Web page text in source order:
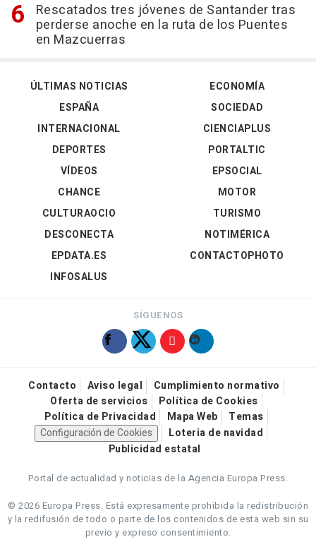
Rescatados tres jóvenes de Santander tras
perderse anoche en la ruta de los Puentes
en Mazcuerras
ÚLTIMAS NOTICIAS
ESPAÑA
INTERNACIONAL
DEPORTES
VÍDEOS
ECONOMÍA
SOCIEDAD
CIENCIAPLUS
PORTALTIC
EPSOCIAL
CHANCE
CULTURAOCIO
DESCONECTA
EPDATA.ES
INFOSALUS
MOTOR
TURISMO
NOTIMÉRICA
CONTACTOPHOTO
SÍGUENOS
Contacto Aviso legal
Cumplimiento normativo
Oferta de servicios
Política de Cookies
Política de Privacidad
Mapa Web
Temas
Configuración de Cookies
Loteria de navidad
Publicidad estatal
Portal de actualidad y noticias de la Agencia Europa Press.
© 2026 Europa Press. Está expresamente prohibida la redistribución
y la redifusión de todo o parte de los contenidos de esta web sin su
previo y expreso consentimiento.